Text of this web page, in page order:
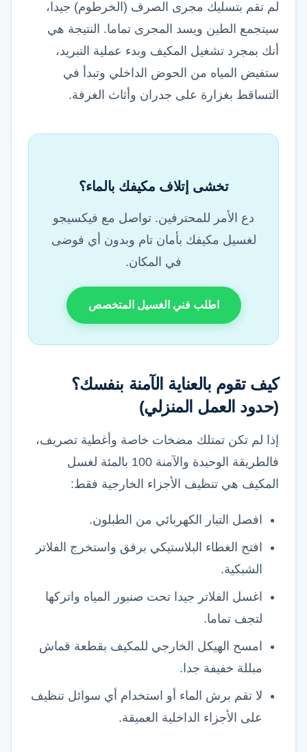
لم تقم بتسليك مجرى الصرف (الخرطوم) جيدا،
سيتجمع الطين ويسد المجرى تماما. النتيجة هي
أنك بمجرد تشغيل المكيف وبدء عملية التبريد،
ستفيض المياه من الحوض الداخلي وتبدأ في
التساقط بغزارة على جدران وأثاث الغرفة.
تخشى إتلاف مكيفك بالماء؟
دع الأمر للمحترفين. تواصل مع فيكسيجو
لغسيل مكيفك بأمان تام وبدون أي فوضى
في المكان.
اطلب فني الغسيل المتخصص
كيف تقوم بالعناية الآمنة بنفسك؟
(حدود العمل المنزلي)
إذا لم تكن تمتلك مضخات خاصة وأغطية تصريف،
فالطريقة الوحيدة والآمنة 100 بالمئة لغسل
المكيف هي تنظيف الأجزاء الخارجية فقط:
افصل التيار الكهربائي من الطبلون.
افتح الغطاء البلاستيكي برفق واستخرج الفلاتر
الشبكية.
اغسل الفلاتر جيدا تحت صنبور المياه واتركها
لتجف تماما.
امسح الهيكل الخارجي للمكيف بقطعة قماش
مبللة خفيفة جدا.
لا تقم برش الماء أو استخدام أي سوائل تنظيف
على الأجزاء الداخلية العميقة.